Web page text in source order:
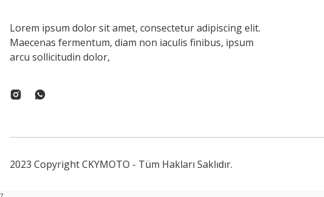
Lorem ipsum dolor sit amet, consectetur adipiscing elit.
Maecenas fermentum, diam non iaculis finibus, ipsum
arcu sollicitudin dolor,
2023 Copyright CKYMOTO - Tüm Hakları Saklıdır.